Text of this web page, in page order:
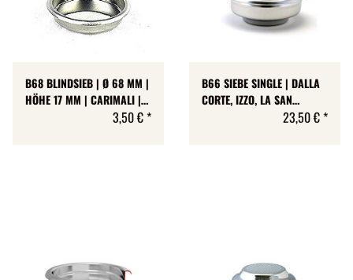
B68 BLINDSIEB | Ø 68 MM |
HÖHE 17 MM | CARIMALI |
GAGGIA | LA CIMBALI |3,50 € *
B66 SIEBE SINGLE | DALLA
CORTE, IZZO, LA SAN
23,50 € *